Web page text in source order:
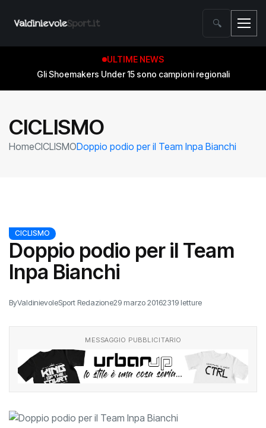
🔍
ULTIME NEWS
Gli Shoemakers Under 15 sono campioni regionali
CICLISMO
HomeCICLISMODoppio podio per il Team Inpa Bianchi
CICLISMO
Doppio podio per il Team
Inpa Bianchi
ByValdinievoleSport Redazione29 marzo 20162319 letture
MESSAGGIO PUBBLICITARIO